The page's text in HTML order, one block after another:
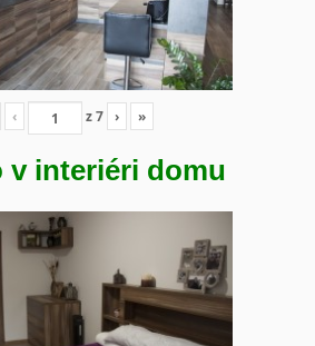
‹ z7 › »
v interiéri domu